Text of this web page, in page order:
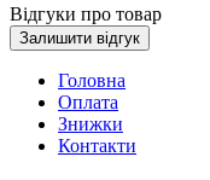
Відгуки про товар
Залишити відгук
Головна
Оплата
Знижки
Контакти